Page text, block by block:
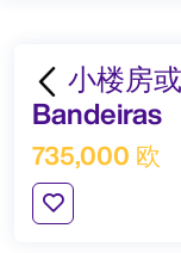
小楼房
Bandeiras
735,000 欧